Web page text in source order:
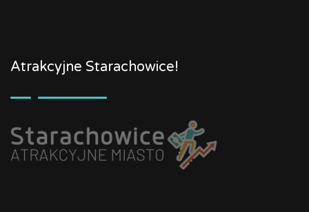
Atrakcyjne Starachowice!